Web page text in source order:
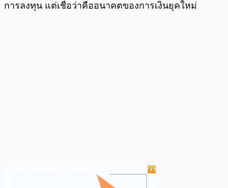
การลงทุน แต่เชื่อว่าคืออนาคตของการเงินยุคใหม่